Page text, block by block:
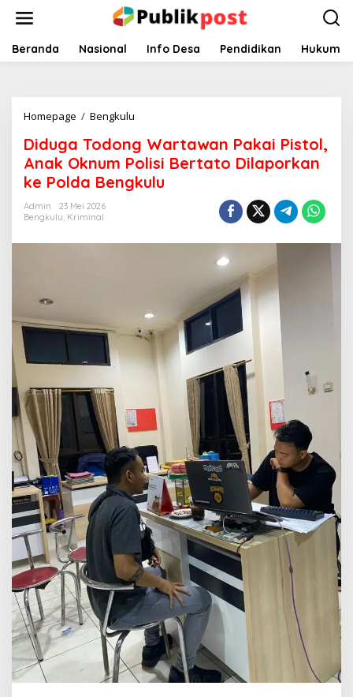
Beranda Nasional Info Desa Pendidikan Hukum
Homepage / Bengkulu
Wartawan
Pakai
Pistol,
Anak
Dilaporkan
Diduga Todong Wartawan Pakai Pistol,
Anak Oknum Polisi Bertato Dilaporkan
ke Polda Bengkulu
Admin
23 Mei 2026
Bengkulu, Kriminal